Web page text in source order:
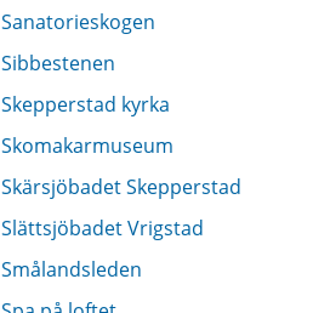
Sanatorieskogen
Sibbestenen
Skepperstad kyrka
Skomakarmuseum
Skärsjöbadet Skepperstad
Slättsjöbadet Vrigstad
Smålandsleden